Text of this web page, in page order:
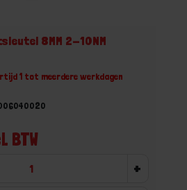
8MM 2-10NM
1 tot meerdere werkdagen
BTW
+